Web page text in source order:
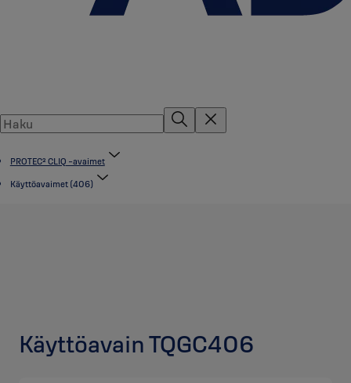
PROTEC² CLIQ -avaimet
Käyttöavaimet (406)
Käyttöavain TQGC406